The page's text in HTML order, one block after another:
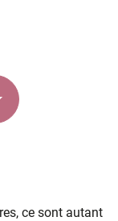
un nouvel
ce sont autant